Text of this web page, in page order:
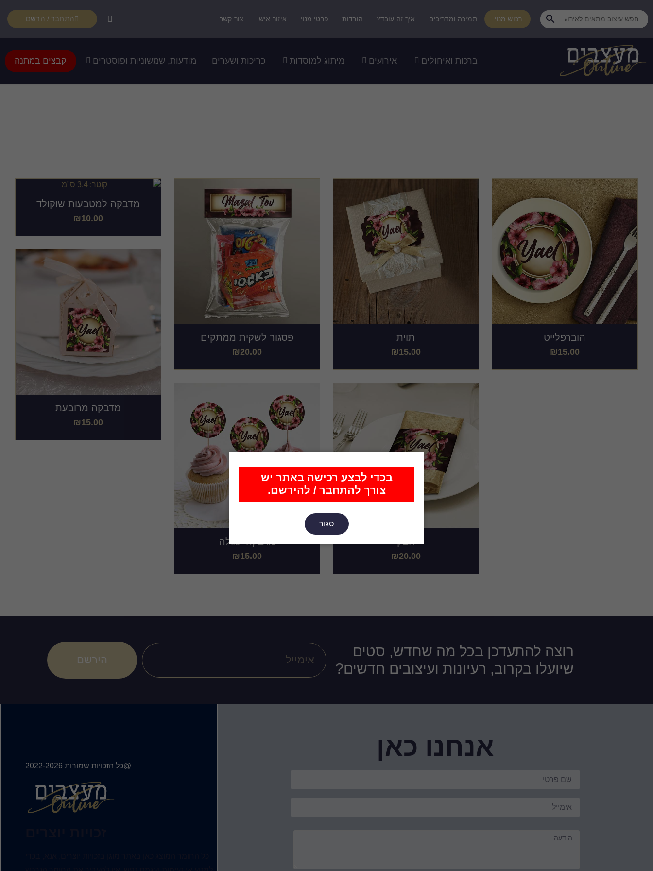
בכדי לבצע רכישה באתר יש
צורך להתחבר / להירשם.
סגור
רכוש מנוי תמיכה ומדריכים איך זה עובד? הורדות פרטי מנוי איזור אישי צור קשר התחבר / הרשם
ברכות ואיחולים אירועים מיתוג למוסדות כריכות ושערים מודעות, שמשוניות ופוסטרים קבצים במתנה
מדבקה למטבעות שוקולד
₪10.00
פסגור לשקית ממתקים
₪20.00
תוית
₪15.00
הוברפלייט
₪15.00
מדבקה מרובעת
₪15.00
מדבקה עגולה
₪15.00 ₪20.00
רוצה להתעדכן בכל מה שחדש, סטים
שיועלו בקרוב, רעיונות ועיצובים חדשים?
הירשם
אנחנו כאן
@כל הזכויות שמורות 2022-2026